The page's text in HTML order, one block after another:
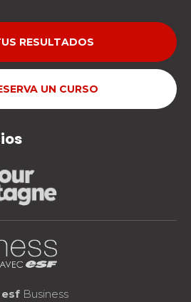
RESULTADOS
UN CURSO
esf Business